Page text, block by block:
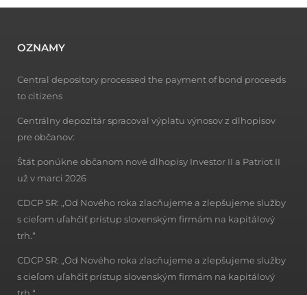
OZNAMY
Central depository processed the payment of bond proceeds
to citizens
Centrálny depozitár spracoval výplatu výnosov z dlhopisov
pre občanov:
Štát ponúkne občanom nové dlhopisy Investor II a Patriot II
už v marci 2026
CDCP SR: „Od Nového roka zlacňujeme a zlepšujeme služby
s cieľom uľahčiť prístup slovenským firmám na kapitálový
trh.“
CDCP SR: „Od Nového roka zlacňujeme a zlepšujeme služby
s cieľom uľahčiť prístup slovenským firmám na kapitálový